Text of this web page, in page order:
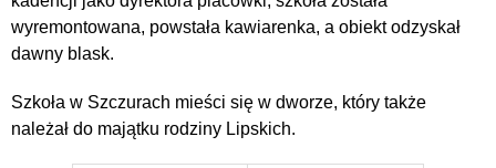
wyremontowana, powstała kawiarenka, a obiekt odzyskał
dawny blask.
Szkoła w Szczurach mieści się w dworze, który także
należał do majątku rodziny Lipskich.